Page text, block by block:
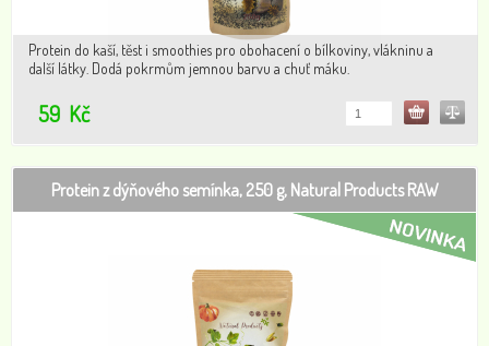
Protein do kaší, těst i smoothies pro obohacení o bílkoviny, vlákninu a
další látky. Dodá pokrmům jemnou barvu a chuť máku.
59 Kč
Protein z dýňového semínka, 250 g, Natural Products RAW